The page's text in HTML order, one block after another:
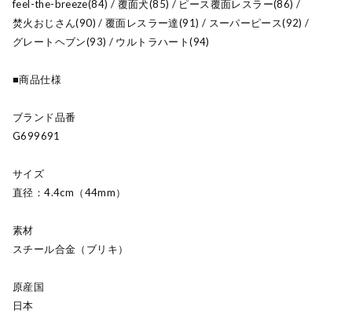
feel-the-breeze(84) / 覆面犬(85) / ピース覆面レスラー(86) /
焚火おじさん(90) / 覆面レスラー達(91) / スーパーピース(92) /
グレートヘブン(93) / ウルトラハート(94)
■商品仕様
ブランド品番
G699691
サイズ
直径：4.4cm（44mm）
素材
スチール合金（ブリキ）
原産国
日本